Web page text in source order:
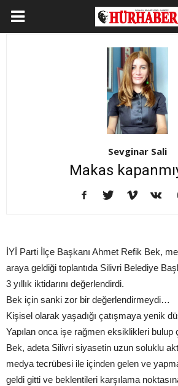
Sevginar Sali
Makas
İYİ Parti İlçe Başkanı Ahmet Refik Bek,
araya geldiği toplantıda Silivri Belediye
3 yıllık iktidarını değerlendirdi.
Bek için sanki zor bir değerlendirmeydi…
Kişisel olarak yaşadığı çatışmaya yenik
Yapılan onca işe rağmen eksiklikleri bulup
Bek, adeta Silivri siyasetin uzun soluklu
medya tecrübesi ile içinden gelen ve
geldi gitti ve beklentileri karşılama